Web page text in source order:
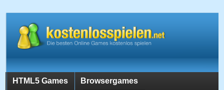
HTML5 Games Browsergames